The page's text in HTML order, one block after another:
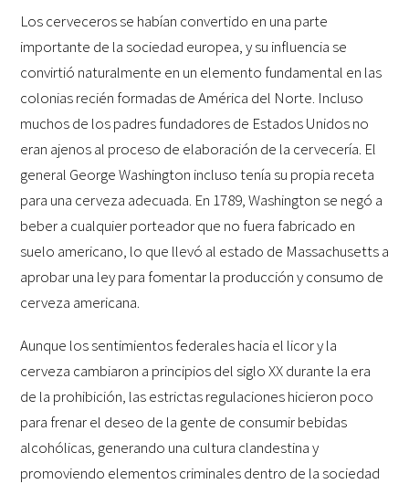
Los cerveceros se habían convertido en una parte
importante de la sociedad europea, y su influencia se
convirtió naturalmente en un elemento fundamental en las
colonias recién formadas de América del Norte. Incluso
muchos de los padres fundadores de Estados Unidos no
eran ajenos al proceso de elaboración de la cervecería. El
general George Washington incluso tenía su propia receta
para una cerveza adecuada. En 1789, Washington se negó a
beber a cualquier porteador que no fuera fabricado en
suelo americano, lo que llevó al estado de Massachusetts a
aprobar una ley para fomentar la producción y consumo de
cerveza americana.
Aunque los sentimientos federales hacia el licor y la
cerveza cambiaron a principios del siglo XX durante la era
de la prohibición, las estrictas regulaciones hicieron poco
para frenar el deseo de la gente de consumir bebidas
alcohólicas, generando una cultura clandestina y
promoviendo elementos criminales dentro de la sociedad